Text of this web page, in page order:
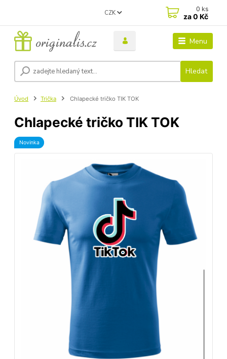
Menu
CZK
Hledat
0 ks
za0 Kč
Úvod Trička Chlapecké tričko TIK TOK
Chlapecké tričko TIK TOK
Novinka